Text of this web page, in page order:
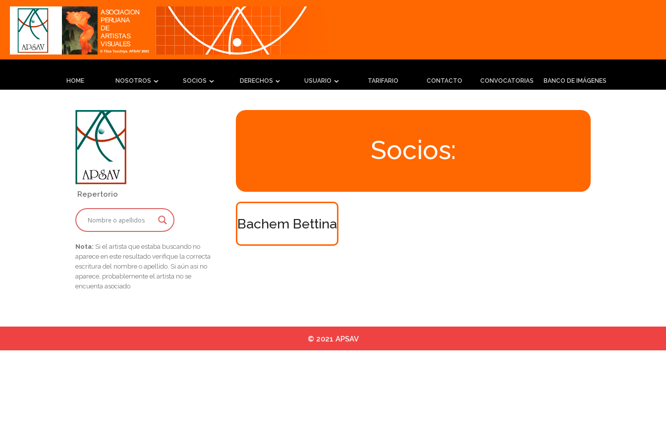
HOME NOSOTROS SOCIOS DERECHOS USUARIO TARIFARIO CONTACTO CONVOCATORIAS BANCO DE IMÁGENES
Repertorio
Nota: Si el artista que estaba buscando no
aparece en este resultado verifique la correcta
escritura del nombre o apellido. Si aún asi no
aparece, probablemente el artista no se
encuenta asociado
Socios:
Bachem Bettina
© 2021 APSAV